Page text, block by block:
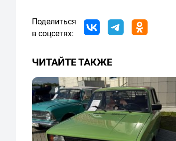
Поделиться
в соцсетях:
ЧИТАЙТЕ ТАКЖЕ